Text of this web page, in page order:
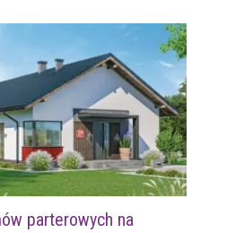
parterowych na